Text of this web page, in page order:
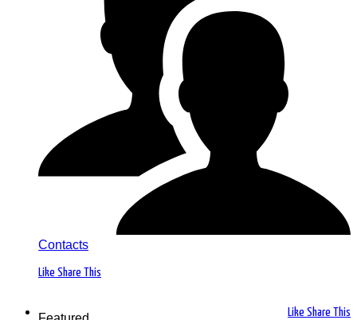
Contacts
Like Share This
Like Share This